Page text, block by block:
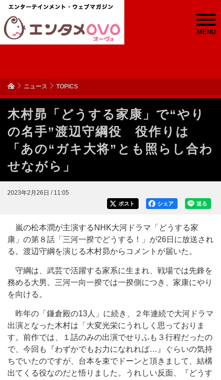
MENU
ニュース TOPICS
木村昴「どうする家康」で“やり
の名手”渡辺守綱役 役作りは
「あの“ガキ大将”とも照らし合わ
せながら」
2023年2月26日 / 11:05
送る
シェア
ポスト
嵐の松本潤が主演するNHK大河ドラマ「どうする家
康」の第８話「三河一揆でどうする！」が26日に放送され
る。渡辺守綱を演じる木村昴からコメントが届いた。
守綱は、武芸で活躍する家系に生まれ、戦場では先鋒を
務める大男。三河一向一揆では一揆側につき、家康にやり
を向ける。
昨年の「鎌倉殿の13人」に続き、２年連続で大河ドラマ
出演となった木村は「大変光栄にうれしく思っておりま
す。前作では、１話のみの出演でせりふも３行程だったの
で、今回も『わずかでもお力になれれば…』ぐらいの気持
ちでいたのですが、台本を束でドーンと頂きまして、結構
出てくる役なのだと悟りました。うれしい反面、『どうす